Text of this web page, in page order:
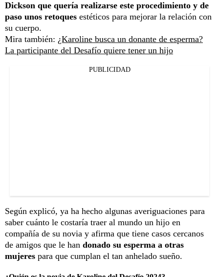
Dickson que quería realizarse este procedimiento y de
paso unos retoques estéticos para mejorar la relación con
su cuerpo.
Mira también: ¿Karoline busca un donante de esperma?
La participante del Desafío quiere tener un hijo
PUBLICIDAD
Según explicó, ya ha hecho algunas averiguaciones para
saber cuánto le costaría traer al mundo un hijo en
compañía de su novia y afirma que tiene casos cercanos
de amigos que le han donado su esperma a otras
mujeres para que cumplan el tan anhelado sueño.